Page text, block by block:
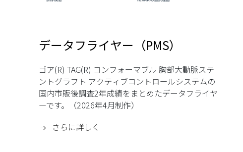
データフライヤー（PMS）
ゴア(R) TAG(R) コンフォーマブル 胸部大動脈ステ
ントグラフト アクティブコントロールシステムの
国内市販後調査2年成績をまとめたデータフライヤ
ーです。（2026年4月制作）
さらに詳しく